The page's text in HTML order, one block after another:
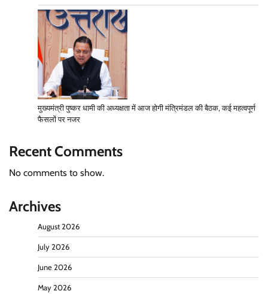
मुख्यमंत्री पुष्कर धामी की अध्यक्षता में आज होगी मंत्रिमंडल की बैठक, कई महत्वपूर्ण
फैसलों पर नजर
Recent Comments
No comments to show.
Archives
August 2026
July 2026
June 2026
May 2026